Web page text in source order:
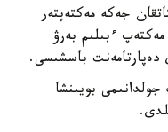
جەكە مەكتەپتەر
كۇنى 16 جەكە مەكتەپ ءبىلىم بەرۋ
باسشىسى.
بويىنشا